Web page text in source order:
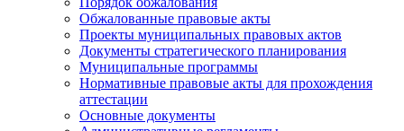
Обжалованные правовые акты
Проекты муниципальных правовых актов
Документы стратегического планирования
Муниципальные программы
Нормативные правовые акты для прохождения
аттестации
Основные документы